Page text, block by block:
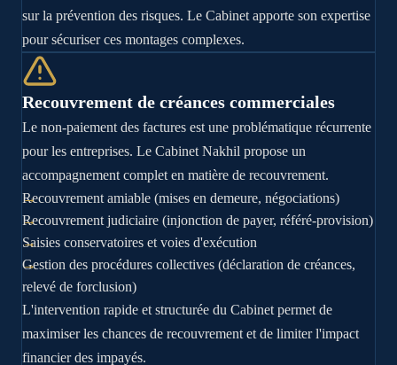
sur la prévention des risques. Le Cabinet apporte son expertise
pour sécuriser ces montages complexes.
Recouvrement de créances commerciales
Le non-paiement des factures est une problématique récurrente
pour les entreprises. Le Cabinet Nakhil propose un
accompagnement complet en matière de recouvrement.
Recouvrement amiable (mises en demeure, négociations)
Recouvrement judiciaire (injonction de payer, référé-provision)
Saisies conservatoires et voies d'exécution
Gestion des procédures collectives (déclaration de créances,
relevé de forclusion)
L'intervention rapide et structurée du Cabinet permet de
maximiser les chances de recouvrement et de limiter l'impact
financier des impayés.